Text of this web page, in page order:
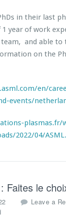
in their last
year of work
and able to
on the
en/
events/
plasmas.fr/
2022/04/
Faites le
Leave a